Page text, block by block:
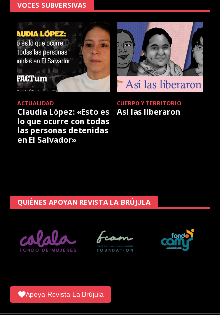
VOCES SUBVERSIVAS
ACTUALIDAD
Claudia López: «Esto es
lo que ocurre con todas
las personas detenidas
en El Salvador»
CUERPO Y TERRITORIO
Así las liberaron
QUIÉNES APOYAN REVISTA LA BRÚJULA
Apoya Revista La Brújula